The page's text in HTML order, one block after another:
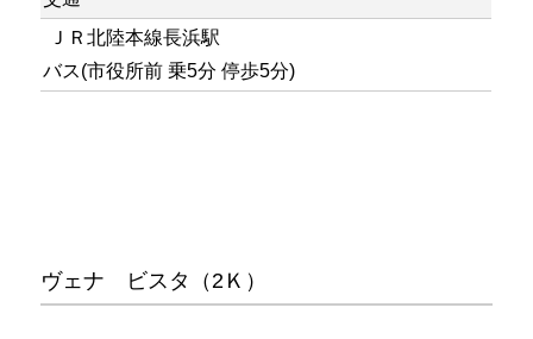
ＪＲ北陸本線長浜駅
バス(市役所前 乗5分 停歩5分)
ヴェナ ビスタ（2Ｋ）